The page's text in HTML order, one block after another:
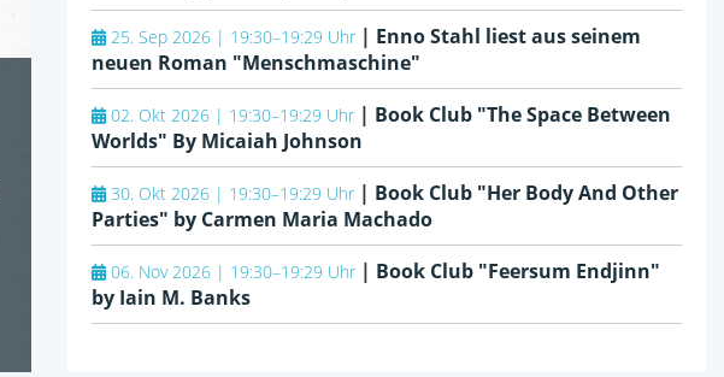
25. Sep 2026 | 19:30–19:29 Uhr | Enno Stahl liest aus seinem
neuen Roman "Menschmaschine"
02. Okt 2026 | 19:30–19:29 Uhr | Book Club "The Space Between
Worlds" By Micaiah Johnson
30. Okt 2026 | 19:30–19:29 Uhr | Book Club "Her Body And Other
Parties" by Carmen Maria Machado
06. Nov 2026 | 19:30–19:29 Uhr | Book Club "Feersum Endjinn"
by Iain M. Banks